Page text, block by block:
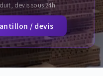
devis sous 24h
/ devis